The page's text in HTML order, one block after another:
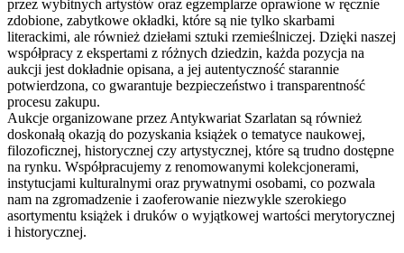
przez wybitnych artystów oraz egzemplarze oprawione w ręcznie
zdobione, zabytkowe okładki, które są nie tylko skarbami
literackimi, ale również dziełami sztuki rzemieślniczej. Dzięki naszej
współpracy z ekspertami z różnych dziedzin, każda pozycja na
aukcji jest dokładnie opisana, a jej autentyczność starannie
potwierdzona, co gwarantuje bezpieczeństwo i transparentność
procesu zakupu.
Aukcje organizowane przez Antykwariat Szarlatan są również
doskonałą okazją do pozyskania książek o tematyce naukowej,
filozoficznej, historycznej czy artystycznej, które są trudno dostępne
na rynku. Współpracujemy z renomowanymi kolekcjonerami,
instytucjami kulturalnymi oraz prywatnymi osobami, co pozwala
nam na zgromadzenie i zaoferowanie niezwykle szerokiego
asortymentu książek i druków o wyjątkowej wartości merytorycznej
i historycznej.